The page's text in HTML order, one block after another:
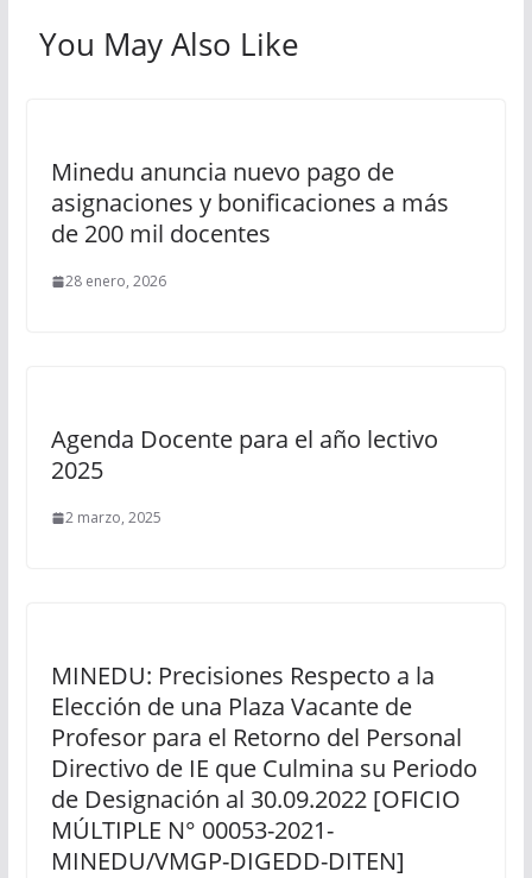
You May Also Like
Minedu anuncia nuevo pago de
asignaciones y bonificaciones a más
de 200 mil docentes
28 enero, 2026
Agenda Docente para el año lectivo
2025
2 marzo, 2025
MINEDU: Precisiones Respecto a la
Elección de una Plaza Vacante de
Profesor para el Retorno del Personal
Directivo de IE que Culmina su Periodo
de Designación al 30.09.2022 [OFICIO
MÚLTIPLE N° 00053-2021-
MINEDU/VMGP-DIGEDD-DITEN]